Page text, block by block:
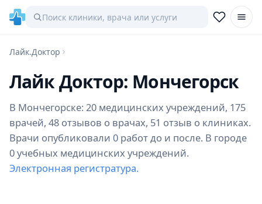
Лайк.Доктор
Лайк Доктор: Мончегорск
В Мончегорске: 20 медицинских учреждений, 175
врачей, 48 отзывов о врачах, 51 отзыв о клиниках.
Врачи опубликовали 0 работ до и после. В городе
0 учебных медицинских учреждений.
Электронная регистратура.